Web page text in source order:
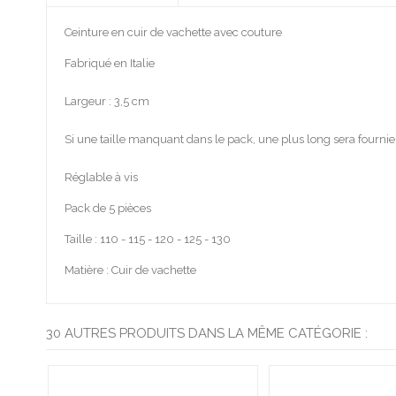
Ceinture en cuir de vachette avec couture
Fabriqué en Italie
Largeur : 3,5 cm
Si une taille manquant dans le pack, une plus long sera
Réglable à vis
Pack de 5 pièces
Taille : 110 - 115 - 120 - 125 - 130
Matière : Cuir de vachette
30 AUTRES PRODUITS DANS LA MÊME CATÉGORIE :